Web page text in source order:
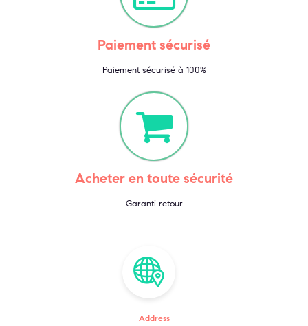
Paiement sécurisé
Paiement sécurisé à 100%
Acheter en toute sécurité
Garanti retour
Address